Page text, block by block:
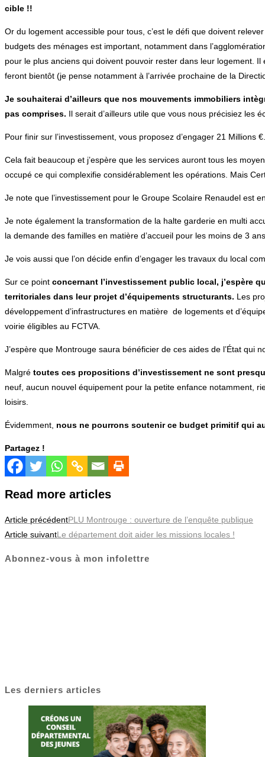
cible !!
Or du logement accessible pour tous, c’est le défi que doivent
budgets des ménages est important, notamment dans
pour le plus anciens qui doivent pouvoir rester dans leur logement.
feront bientôt (je pense notamment à l’arrivée prochaine de la
Je souhaiterai d’ailleurs que nos mouvements immobiliers
pas comprises. Il serait d’ailleurs utile que vous nous précisiez les
Pour finir sur l’investissement, vous proposez d’engager 21 Millions €.
Cela fait beaucoup et j’espère que les services auront tous les
occupé ce qui complexifie considérablement les opérations. Mais
Je note que l’investissement pour le Groupe Scolaire Renaudel est
Je note également la transformation de la halte garderie en multi
la demande des familles en matière d’accueil pour les moins de 3
Je vois aussi que l’on décide enfin d’engager les travaux du local
Sur ce point concernant l’investissement public local, j’espère
territoriales dans leur projet d’équipements structurants. Les
développement d’infrastructures en matière de logements et
voirie éligibles au FCTVA.
J’espère que Montrouge saura bénéficier de ces aides de l’État qui
Malgré toutes ces propositions d’investissement ne sont
neuf, aucun nouvel équipement pour la petite enfance notamment,
loisirs.
Évidemment, nous ne pourrons soutenir ce budget primitif qui
Partagez !
Read more articles
Article précédentPLU Montrouge : ouverture de l’enquête publique
Article suivantLe département doit aider les missions locales !
Abonnez-vous à mon infolettre
Les derniers articles